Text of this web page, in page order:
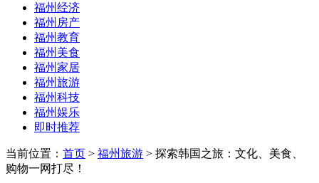
福州经济
福州房产
福州教育
福州美食
福州家居
福州旅游
福州科技
福州娱乐
即时推荐
当前位置： 首页 > 福州旅游 > 探索韩国之旅：文化、美食、
购物一网打尽！